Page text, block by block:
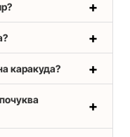
каракуда?